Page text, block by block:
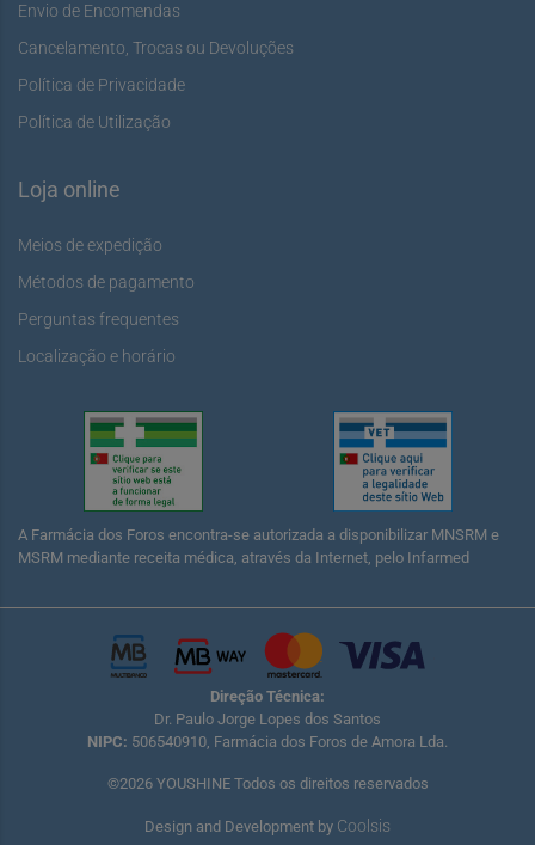
Envio de Encomendas
Cancelamento, Trocas ou Devoluções
Política de Privacidade
Política de Utilização
Loja online
Meios de expedição
Métodos de pagamento
Perguntas frequentes
Localização e horário
A Farmácia dos Foros encontra-se autorizada a disponibilizar MNSRM e
MSRM mediante receita médica, através da Internet, pelo Infarmed
Direção Técnica:
Dr. Paulo Jorge Lopes dos Santos
NIPC: 506540910, Farmácia dos Foros de Amora Lda.
©2026 YOUSHINE Todos os direitos reservados
Design and Development by Coolsis